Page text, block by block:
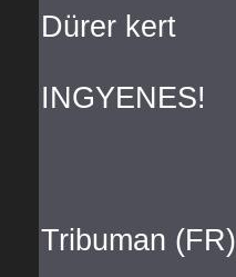
Dürer kert
INGYENES!
Tribuman (FR)